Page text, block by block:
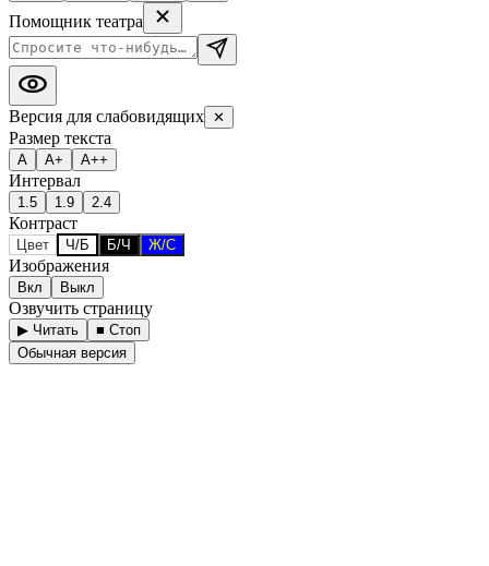
Помощник театра
Версия для слабовидящих ✕
Размер текста
А А+ А++
Интервал
1.5 1.9 2.4
Контраст
Цвет Ч/Б Б/Ч Ж/С
Изображения
Вкл Выкл
Озвучить страницу
▶ Читать
■ Стоп
Обычная версия